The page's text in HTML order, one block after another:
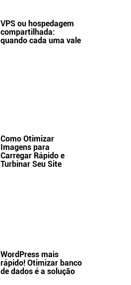
VPS ou hospedagem
compartilhada:
quando cada uma vale
Como Otimizar
Imagens para
Carregar Rápido e
Turbinar Seu Site
WordPress mais
rápido! Otimizar banco
de dados é a solução